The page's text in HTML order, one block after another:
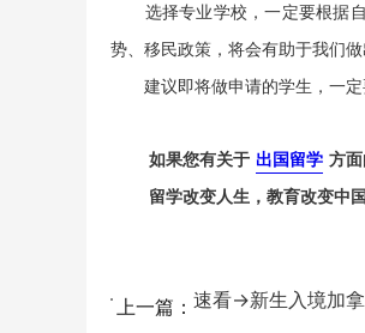
选择专业学校，一定要根据自
势、移民政策，将会有助于我们做
建议即将做申请的学生，一定
如果您有关于 出国留学 方
留学改变人生，教育改变中
上一篇：